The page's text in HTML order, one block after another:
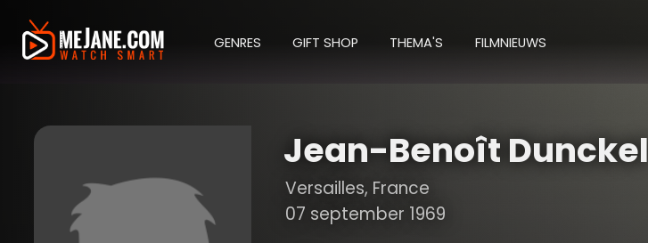
GENRES GIFT SHOP THEMA'S FILMNIEUWS
Jean-Benoît Dunckel
Versailles, France
07 september 1969